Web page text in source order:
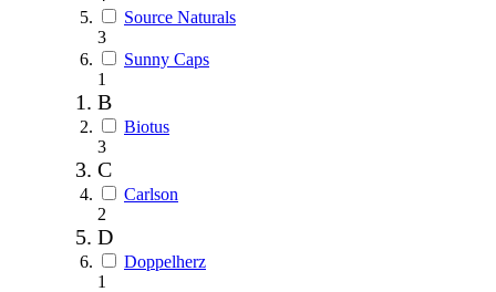
Source Naturals
3
Sunny Caps
1
B
Biotus
3
C
Carlson
2
D
Doppelherz
1